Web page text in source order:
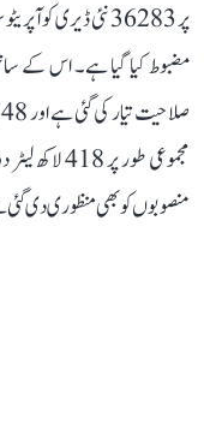
مجموعی طور
منصوبوں کو بھی منظوری دی